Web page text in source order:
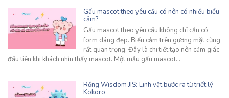
Gấu mascot theo yêu cầu có nên có nhiều biểu
cảm?
Gấu mascot theo yêu cầu không chỉ cần có
form dáng đẹp. Biểu cảm trên gương mặt cũng
rất quan trọng. Đây là chi tiết tạo nên cảm giác
đầu tiên khi khách nhìn thấy mascot. Một mẫu gấu mascot…
Rồng Wisdom JIS: Linh vật bước ra từ triết lý
Kokoro